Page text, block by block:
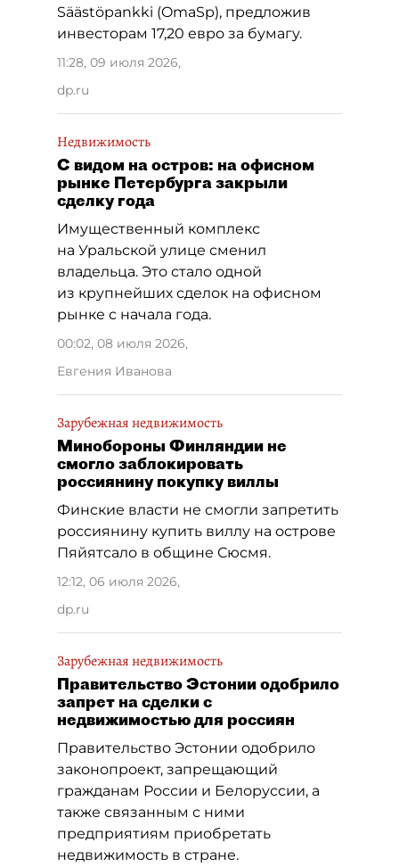
Säästöpankki (OmaSp), предложив
инвесторам 17,20 евро за бумагу.
11:28, 09 июля 2026,
dp.ru
Недвижимость
С видом на остров: на офисном
рынке Петербурга закрыли
сделку года
Имущественный комплекс
на Уральской улице сменил
владельца. Это стало одной
из крупнейших сделок на офисном
рынке с начала года.
00:02, 08 июля 2026,
Евгения Иванова
Зарубежная недвижимость
Минобороны Финляндии не
смогло заблокировать
россиянину покупку виллы
Финские власти не смогли запретить
россиянину купить виллу на острове
Пяйятсало в общине Сюсмя.
12:12, 06 июля 2026,
dp.ru
Зарубежная недвижимость
Правительство Эстонии одобрило
запрет на сделки с
недвижимостью для россиян
Правительство Эстонии одобрило
законопроект, запрещающий
гражданам России и Белоруссии, а
также связанным с ними
предприятиям приобретать
недвижимость в стране.